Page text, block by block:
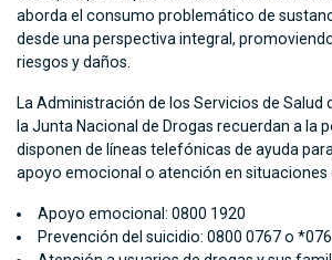
aborda el consumo problemático de
desde una perspectiva integral,
riesgos y daños.
La Administración de los Servicios de Salud
la Junta Nacional de Drogas recuerdan a la
disponen de líneas telefónicas de ayuda
apoyo emocional o atención en situaciones
Apoyo emocional: 0800 1920
Prevención del suicidio: 0800 0767 o